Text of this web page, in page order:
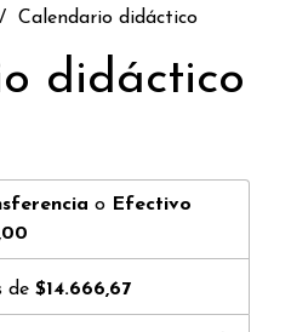
Calendario didáctico
didáctico
o Efectivo
de $14.666,67